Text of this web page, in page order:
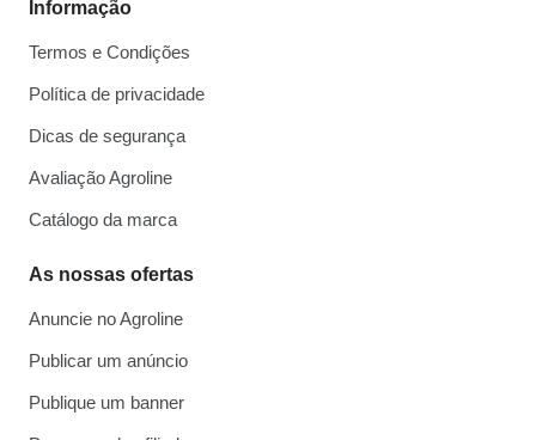
Informação
Termos e Condições
Política de privacidade
Dicas de segurança
Avaliação Agroline
Catálogo da marca
As nossas ofertas
Anuncie no Agroline
Publicar um anúncio
Publique um banner